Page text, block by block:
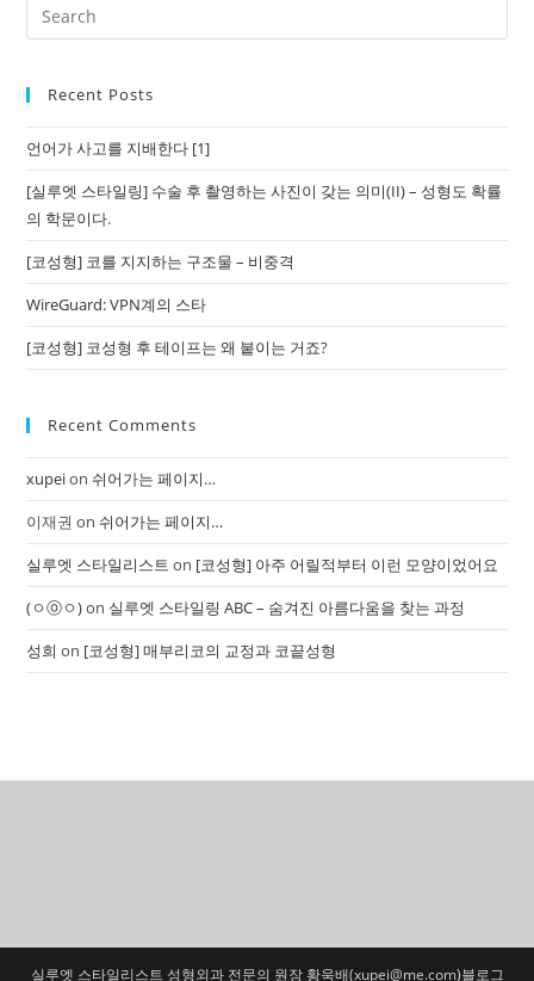
Recent Posts
언어가 사고를 지배한다 [1]
[실루엣 스타일링] 수술 후 촬영하는 사진이 갖는 의미(II) – 성형도 확률
의 학문이다.
[코성형] 코를 지지하는 구조물 – 비중격
WireGuard: VPN계의 스타
[코성형] 코성형 후 테이프는 왜 붙이는 거죠?
Recent Comments
xupeion 쉬어가는 페이지…
이재권 on 쉬어가는 페이지…
실루엣 스타일리스트 on [코성형] 아주 어릴적부터 이런 모양이었어요
(ㅇⓞㅇ)on 실루엣 스타일링 ABC – 숨겨진 아름다움을 찾는 과정
성희 on [코성형] 매부리코의 교정과 코끝성형
실루엣 스타일리스트 성형외과 전문의 원장 황욱배(xupei@me.com)블로그